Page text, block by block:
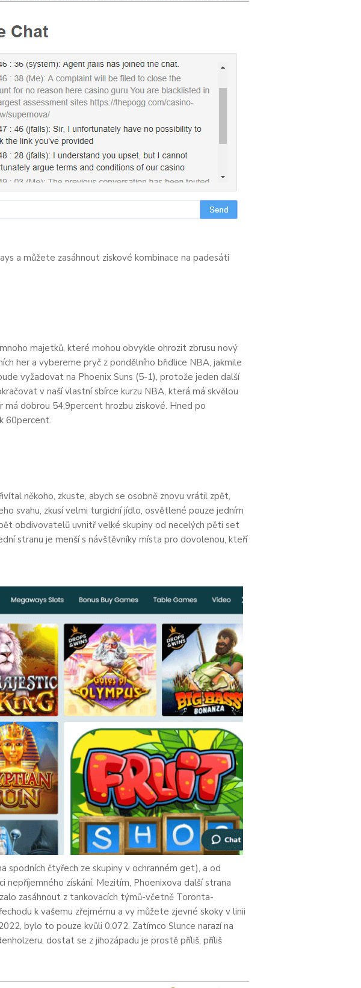
a můžete zasáhnout ziskové kombinace na padesáti
majetků, které mohou obvykle ohrozit zbrusu nový
her a vybereme pryč z pondělního břidlice NBA, jakmile
vyžadovat na Phoenix Suns (5-1), protože jeden další
v naší vlastní sbírce kurzu NBA, která má skvělou
má dobrou 54,9percent hrozbu ziskové. Hned po
60percent.
někoho, zkuste, abych se osobně znovu vrátil zpět,
svahu, zkusí velmi turgidní jídlo, osvětlené pouze jedním
obdivovatelů uvnitř velké skupiny od necelých pěti set
stranu je menší s návštěvníky místa pro dovolenou, kteří
spodních čtyřech ze skupiny v ochranném get), a od
získání. Mezitím, Phoenixova další strana
zasáhnout z tankovacích týmů-včetně Toronta-
k vašemu zřejmému a vy můžete zjevné skoky v linii
bylo to pouze kvůli 0,072. Zatímco Slunce narazí na
dostat se z jihozápadu je prostě příliš, příliš